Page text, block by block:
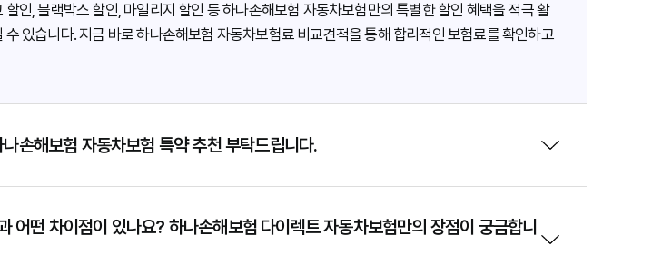
인, 블랙박스 할인, 마일리지 할인 등 하나손해보험 자동차보험만의 특별한 할인 혜택을 적극 활
있습니다. 지금 바로 하나손해보험 자동차보험료 비교견적을 통해 합리적인 보험료를 확인하고
손해보험 자동차보험 특약 추천 부탁드립니다.
떤 차이점이 있나요? 하나손해보험 다이렉트 자동차보험만의 장점이 궁금합니